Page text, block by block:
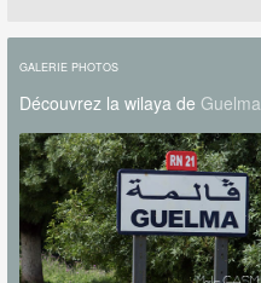
GALERIE PHOTOS
Découvrez la wilaya de Guelma